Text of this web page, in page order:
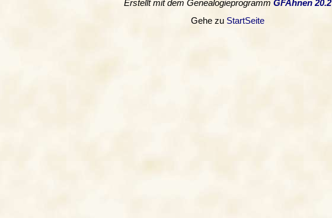
Erstellt mit dem Genealogieprogramm GFAhnen 20.2
Gehe zu StartSeite